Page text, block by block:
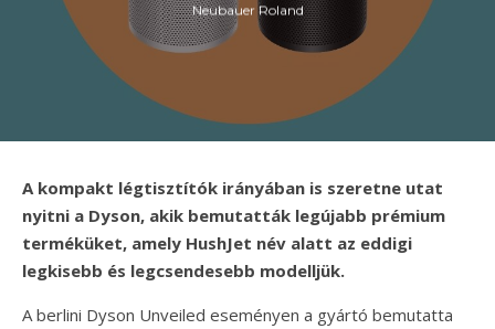
Neubauer Roland
A kompakt légtisztítók irányában is szeretne utat
nyitni a Dyson, akik bemutatták legújabb prémium
terméküket, amely HushJet név alatt az eddigi
legkisebb és legcsendesebb modelljük.
A berlini Dyson Unveiled eseményen a gyártó bemutatta